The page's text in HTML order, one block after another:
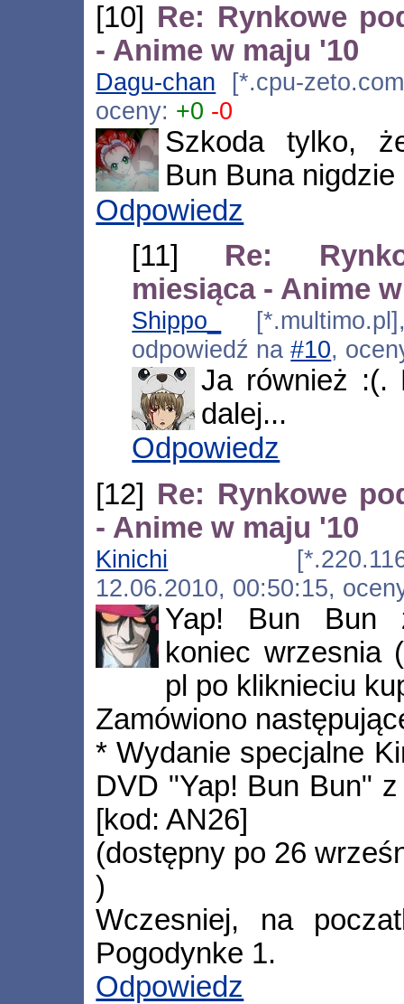
[10] Re: Rynkowe
- Anime w maju '10
Dagu-chan [*.cpu-
oceny: +0 -0
Szkoda tylko,
Bun Buna
Odpowiedz
[11] Re:
miesiąca - Anime
Shippo_
odpowiedź na#10,
Ja również :(.
dalej...
Odpowiedz
[12] Re: Rynkowe
- Anime w maju '10
Kinichi
12.06.2010, 00:50:15,
Yap! Bun Bun
koniec wrzesnia
pl po kliknieciu
Zamówiono
* Wydanie specjalne
DVD "Yap! Bun Bun"
[kod: AN26]
(dostępny po 26
)
Wczesniej, na
Pogodynke 1.
Odpowiedz